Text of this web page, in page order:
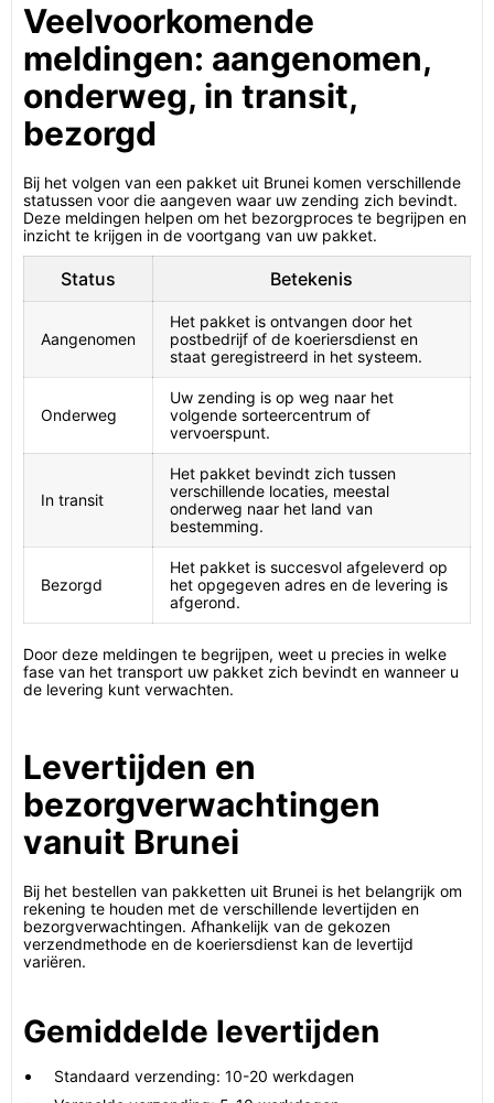
Veelvoorkomende
meldingen: aangenomen,
onderweg, in transit,
bezorgd
Bij het volgen van een pakket uit Brunei komen verschillende
statussen voor die aangeven waar uw zending zich bevindt.
Deze meldingen helpen om het bezorgproces te begrijpen en
inzicht te krijgen in de voortgang van uw pakket.
Status Betekenis
Aangenomen
Het pakket is ontvangen door het
postbedrijf of de koeriersdienst en
staat geregistreerd in het systeem.
Onderweg
Uw zending is op weg naar het
volgende sorteercentrum of
vervoerspunt.
In transit
Het pakket bevindt zich tussen
verschillende locaties, meestal
onderweg naar het land van
bestemming.
Bezorgd
Het pakket is succesvol afgeleverd op
het opgegeven adres en de levering is
afgerond.
Door deze meldingen te begrijpen, weet u precies in welke
fase van het transport uw pakket zich bevindt en wanneer u
de levering kunt verwachten.
Levertijden en
bezorgverwachtingen
vanuit Brunei
Bij het bestellen van pakketten uit Brunei is het belangrijk om
rekening te houden met de verschillende levertijden en
bezorgverwachtingen. Afhankelijk van de gekozen
verzendmethode en de koeriersdienst kan de levertijd
variëren.
Gemiddelde levertijden
Standaard verzending: 10-20 werkdagen